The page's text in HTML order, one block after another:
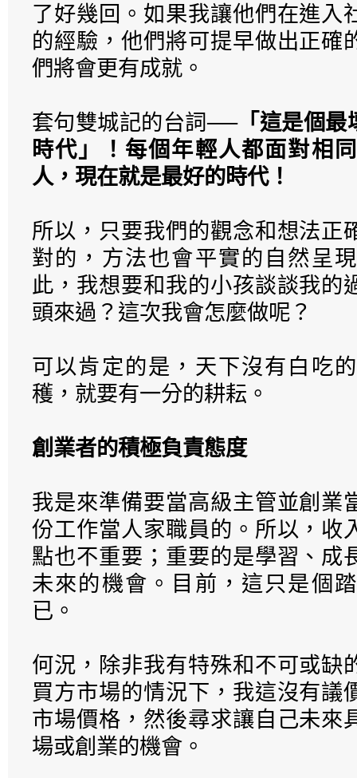
了好幾回。如果我讓他們在進入
的經驗，他們將可提早做出正確
們將會更有成就。
套句雙城記的台詞──「這是個最
時代」！每個年輕人都面對相
人，現在就是最好的時代！
所以，只要我們的觀念和想法正
對的，方法也會平實的自然呈
此，我想要和我的小孩談談我的
頭來過？這次我會怎麼做呢？
可以肯定的是，天下沒有白吃
穫，就要有一分的耕耘。
創業者的積極負責態度
我是來準備要當高級主管並創業
份工作當人家職員的。所以，收
點也不重要；重要的是學習、成
未來的機會。目前，這只是個
已。
何況，除非我有特殊和不可或缺
買方市場的情況下，我這沒有議
市場價格，然後尋求讓自己未來
場或創業的機會。